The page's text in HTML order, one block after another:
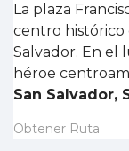
La plaza
centro histórico
Salvador. En el
héroe
San Salvador,
Obtener Ruta